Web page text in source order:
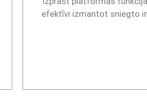
efektīvi izmantot sniegto